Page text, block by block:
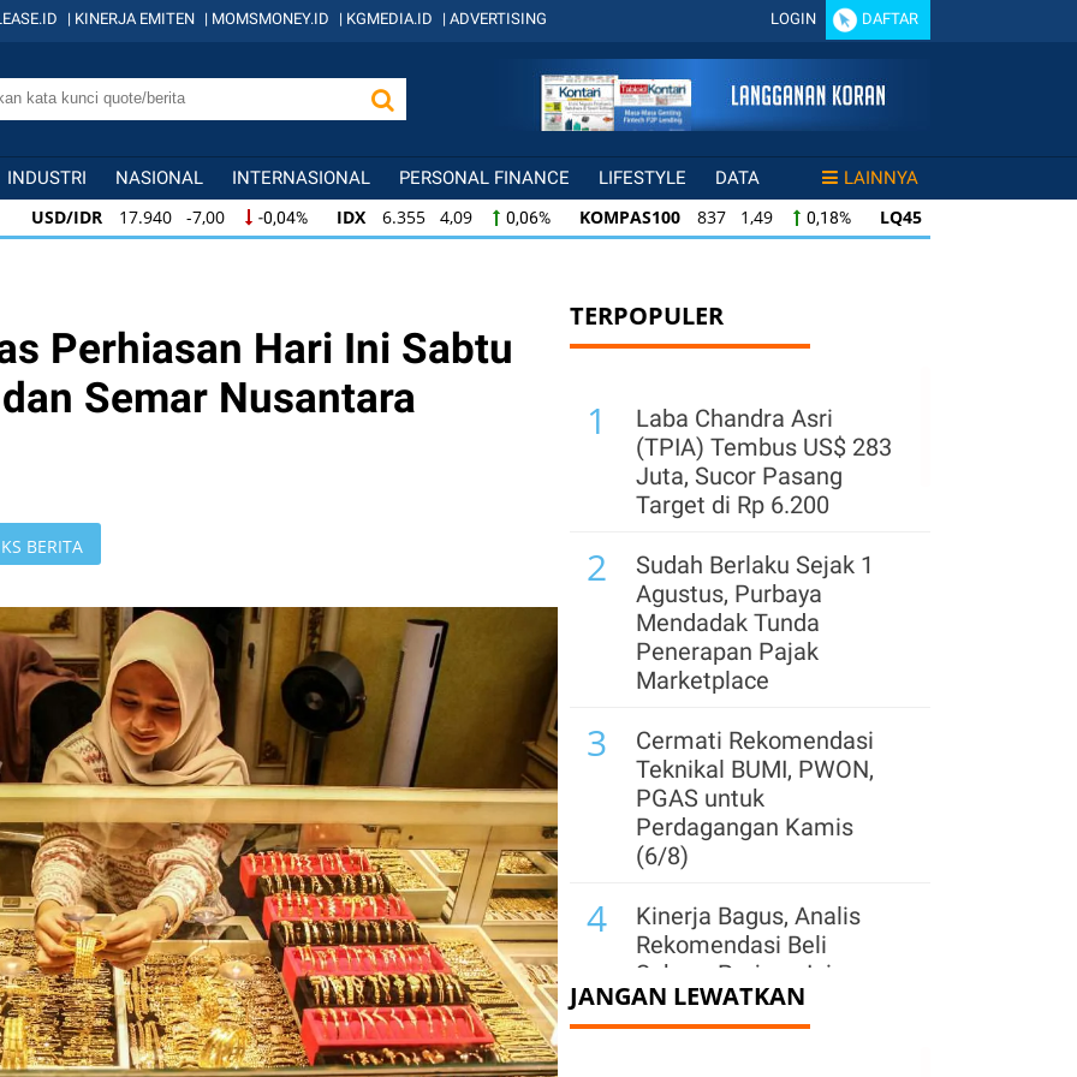
| KINERJA EMITEN | MOMSMONEY.ID | KGMEDIA.ID | ADVERTISING LOGIN DAFTAR
INDUSTRI NASIONAL INTERNASIONAL PERSONAL FINANCE LIFESTYLE DATA LAINNYA
IDR 17.940 -7,00 -0,04% IDX 6.355 4,09 0,06% KOMPAS100 837 1,49 0,18% LQ45 635 0,78
IDR
17.940 -7,00 -0,04% IDX 6.355 4,09 0,06% KOMPAS100 837 1,49 0,18% LQ45 635 0,78
Perhiasan Hari Ini Sabtu
Semar Nusantara
BERITA
TERPOPULER
1
Laba Chandra Asri
(TPIA) Tembus US$ 283
Juta, Sucor Pasang
Target di Rp 6.200
2
Sudah Berlaku Sejak 1
Agustus, Purbaya
Mendadak Tunda
Penerapan Pajak
Marketplace
3
Cermati Rekomendasi
Teknikal BUMI, PWON,
PGAS untuk
Perdagangan Kamis
(6/8)
4
Kinerja Bagus, Analis
Rekomendasi Beli
Saham Prajogo Ini
dengan Target Harga 3x
Lipat
JANGAN LEWATKAN